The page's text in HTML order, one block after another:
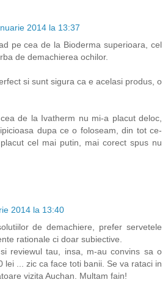
2014 la 13:37
pe cea de la Bioderma superioara, cel
de demachierea ochilor.
si sunt sigura ca e acelasi produs, o
de la Ivatherm nu mi-a placut deloc,
dupa ce o foloseam, din tot ce-
cel mai putin, mai corect spus nu
2014 la 13:40
de demachiere, prefer servetele
rationale ci doar subiective.
reviewul tau, insa, m-au convins sa o
lei ... zic ca face toti banii. Se va rataci in
vizita Auchan. Multam fain!